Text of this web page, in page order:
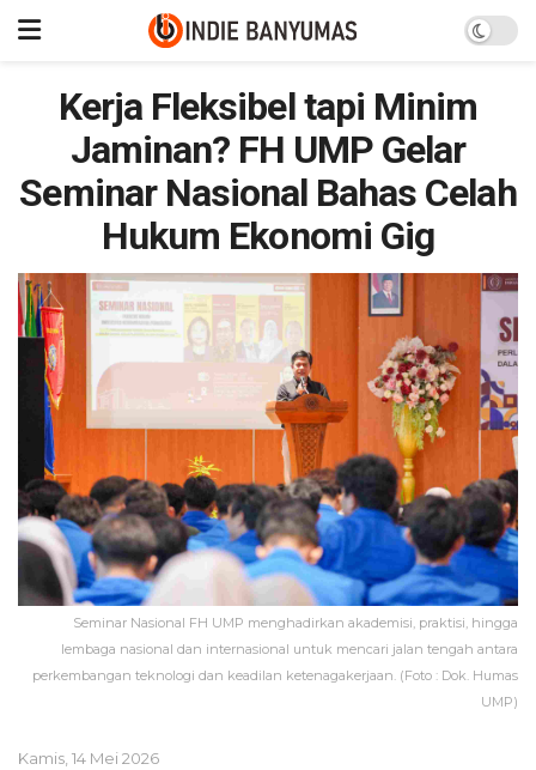
Kerja Fleksibel tapi Minim
Jaminan? FH UMP Gelar
Seminar Nasional Bahas Celah
Hukum Ekonomi Gig
Seminar Nasional FH UMP menghadirkan akademisi, praktisi, hingga
lembaga nasional dan internasional untuk mencari jalan tengah antara
perkembangan teknologi dan keadilan ketenagakerjaan. (Foto : Dok. Humas
UMP)
Kamis, 14 Mei 2026